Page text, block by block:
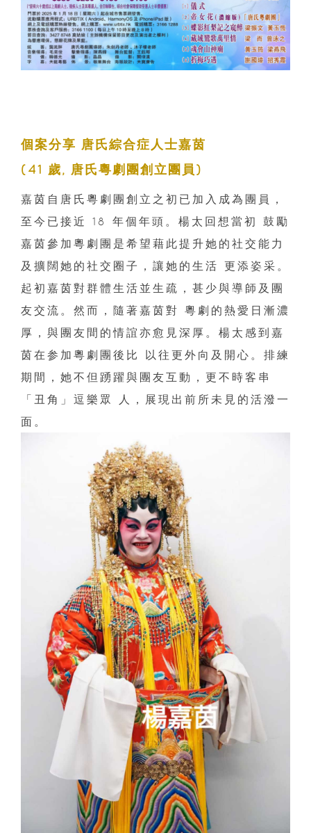
個案分享 唐氏綜合症人士嘉茵
(41 歲, 唐氏粵劇團創立團員)
嘉茵自唐氏粵劇團創立之初已加入成為團員，
至今已接近 18 年個年頭。楊太回想當初 鼓勵
嘉茵參加粵劇團是希望藉此提升她的社交能力
及擴闊她的社交圈子，讓她的生活 更添姿采。
起初嘉茵對群體生活並生疏，甚少與導師及團
友交流。然而，隨著嘉茵對 粵劇的熱愛日漸濃
厚，與團友間的情誼亦愈見深厚。楊太感到嘉
茵在参加粵劇團後比 以往更外向及開心。排練
期間，她不但踴躍與團友互動，更不時客串
「丑角」逗樂眾 人，展現出前所未見的活潑一
面。